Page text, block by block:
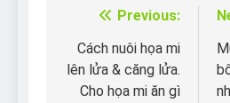
Điều
hướng
bài
Previous:
Cách nuôi họa mi
lên lửa & căng lửa.
Cho họa mi ăn gì